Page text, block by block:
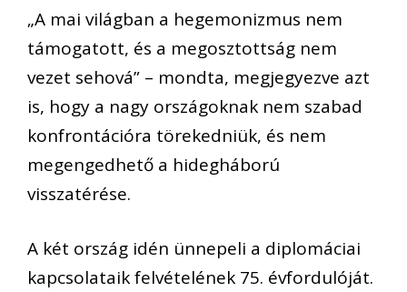
„A mai világban a hegemonizmus nem
támogatott, és a megosztottság nem
vezet sehová” – mondta, megjegyezve azt
is, hogy a nagy országoknak nem szabad
konfrontációra törekedniük, és nem
megengedhető a hidegháború
visszatérése.
A két ország idén ünnepeli a diplomáciai
kapcsolataik felvételének 75. évfordulóját.